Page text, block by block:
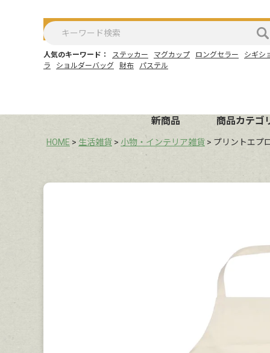
人気のキーワード： ステッカー マグカップ ロングセラー
シギシ
ラ
ショルダーバッグ 財布 パステル
新商品 商品カテゴ
HOME 生活雑貨 小物・インテリア雑貨 プリントエプ